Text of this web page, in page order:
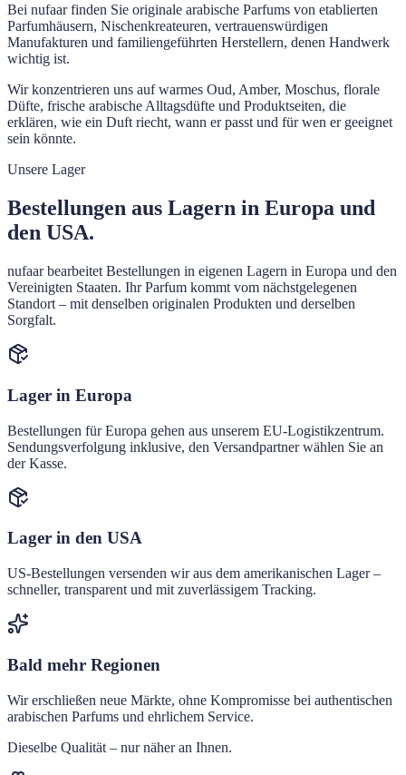
Bei nufaar finden Sie originale arabische Parfums von etablierten
Parfumhäusern, Nischenkreateuren, vertrauenswürdigen
Manufakturen und familiengeführten Herstellern, denen Handwerk
wichtig ist.
Wir konzentrieren uns auf warmes Oud, Amber, Moschus, florale
Düfte, frische arabische Alltagsdüfte und Produktseiten, die
erklären, wie ein Duft riecht, wann er passt und für wen er geeignet
sein könnte.
Unsere Lager
Bestellungen aus Lagern in Europa und
den USA.
nufaar bearbeitet Bestellungen in eigenen Lagern in Europa und den
Vereinigten Staaten. Ihr Parfum kommt vom nächstgelegenen
Standort – mit denselben originalen Produkten und derselben
Sorgfalt.
Lager in Europa
Bestellungen für Europa gehen aus unserem EU-Logistikzentrum.
Sendungsverfolgung inklusive, den Versandpartner wählen Sie an
der Kasse.
Lager in den USA
US-Bestellungen versenden wir aus dem amerikanischen Lager –
schneller, transparent und mit zuverlässigem Tracking.
Bald mehr Regionen
Wir erschließen neue Märkte, ohne Kompromisse bei authentischen
arabischen Parfums und ehrlichem Service.
Dieselbe Qualität – nur näher an Ihnen.